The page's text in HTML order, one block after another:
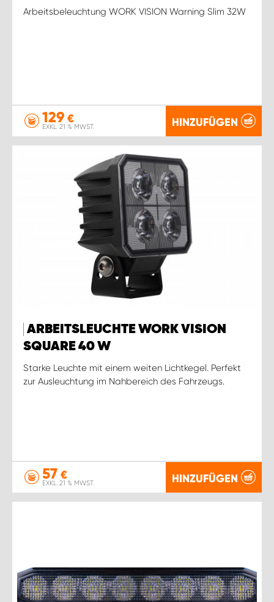
Arbeitsbeleuchtung WORK VISION Warning Slim 32W
129 €
EXKL. 21 % MWST. HINZUFÜGEN
ARBEITSLEUCHTE WORK VISION
SQUARE 40 W
Starke Leuchte mit einem weiten Lichtkegel. Perfekt
zur Ausleuchtung im Nahbereich des Fahrzeugs.
57 €
EXKL. 21 % MWST. HINZUFÜGEN